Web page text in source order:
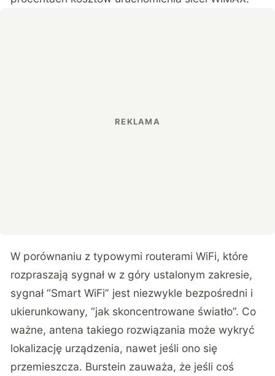
W porównaniu z typowymi routerami WiFi, które
rozpraszają sygnał w z góry ustalonym zakresie,
sygnał “Smart WiFi” jest niezwykle bezpośredni i
ukierunkowany, “jak skoncentrowane światło”. Co
ważne, antena takiego rozwiązania może wykryć
lokalizację urządzenia, nawet jeśli ono się
przemieszcza. Burstein zauważa, że jeśli coś